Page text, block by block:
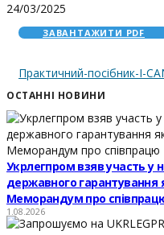
24/03/2025
ЗАВАНТАЖИТИ PDF
Практичний-посібник-I-
ОСТАННІ НОВИНИ
Укрлегпром взяв участь у
державного гарантування
Меморандум про
1.08.2026